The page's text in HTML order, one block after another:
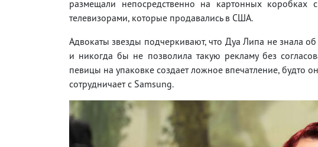
размещали непосредственно на картонных коробках с
телевизорами, которые продавались в США.
Адвокаты звезды подчеркивают, что Дуа Липа не знала
и никогда бы не позволила такую рекламу без
певицы на упаковке создает ложное впечатление, будто
сотрудничает с Samsung.